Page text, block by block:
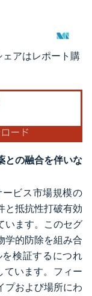
表示が必要です。
アはレポート購
との融合を伴いな
ービス市場規模の
と抵抗性打破有効
います。このセグ
学的防除を組み合
検証するにつれ
ています。フィー
プおよび場所にわ